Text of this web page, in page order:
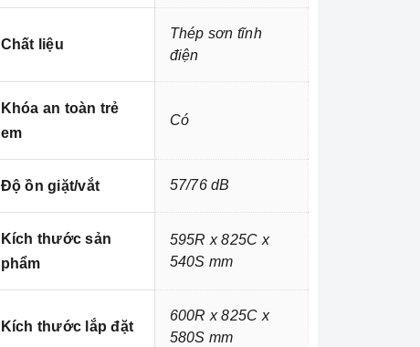
Chất liệu
Thép sơn tĩnh
điện
Khóa an toàn trẻ
em
Có
Độ ồn giặt/vắt 57/76 dB
Kích thước sản
phẩm
595R x 825C x
540S mm
Kích thước lắp đặt
600R x 825C x
580S mm